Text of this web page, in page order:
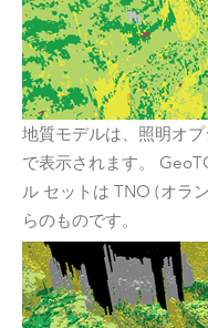
地質モデルは、照明オ
で表示されます。
ル セットは TNO (オラ
らのものです。